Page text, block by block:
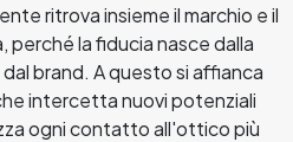
ritrova insieme il marchio e il
la fiducia nasce dalla
brand. A questo si affianca
intercetta nuovi potenziali
ogni contatto all'ottico più